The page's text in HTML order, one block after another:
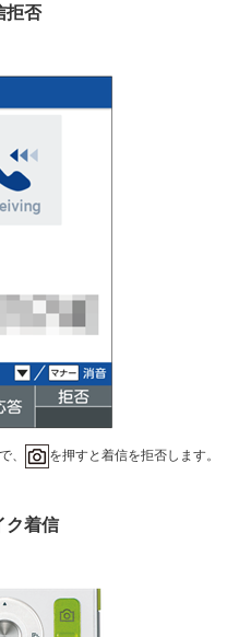
拒否
、 を押すと着信を拒否します。
ク着信